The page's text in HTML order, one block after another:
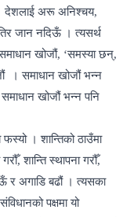
। देशलाई अरू अनिश्चय,
जान नदिऊँ । त्यसर्थ
समाधान खोजौं, ‘समस्या छन्,
। समाधान खोजौं भन्न
खोजौं भन्न पनि
। शान्तिको ठाउँमा
शान्ति स्थापना गरौँ,
र अगाडि बढौं । त्यसका
पक्षमा यो